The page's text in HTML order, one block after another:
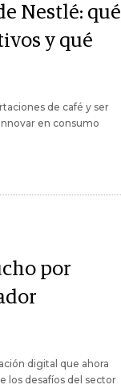
Nestlé: qué
y qué
de café y ser
en consumo
por
digital que ahora
los desafíos del sector